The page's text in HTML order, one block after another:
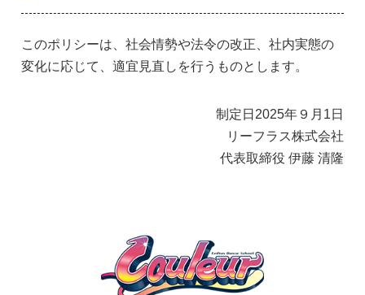
このポリシーは、社会情勢や法令の改正、社内実態の
変化に応じて、適宜見直しを行うものとします。
制定日2025年９月1日
リーフラス株式会社
代表取締役 伊藤 清隆